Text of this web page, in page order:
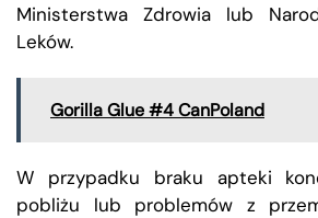
Ministerstwa Zdrowia lub
Leków.
Gorilla Glue #4 CanPoland
W przypadku braku apteki
pobliżu lub problemów z